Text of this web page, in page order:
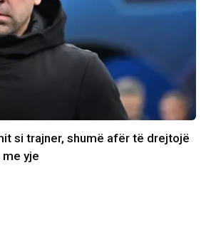
si trajner, shumë afër të drejtojë
yje